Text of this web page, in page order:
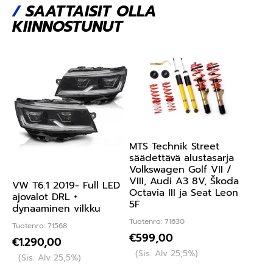
/SAATTAISIT OLLA
KIINNOSTUNUT
VW T6.1 2019- Full LED
ajovalot DRL +
dynaaminen vilkku
Tuotenro: 71568
€1.290,00
(Sis. Alv 25,5%)
MTS Technik Street
säädettävä alustasarja
Volkswagen Golf VII /
VIII, Audi A3 8V, Škoda
Octavia III ja Seat Leon
5F
Tuotenro: 71630
€599,00
(Sis. Alv 25,5%)